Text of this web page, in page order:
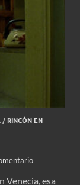
/ RINCÓN EN
Venecia, esa